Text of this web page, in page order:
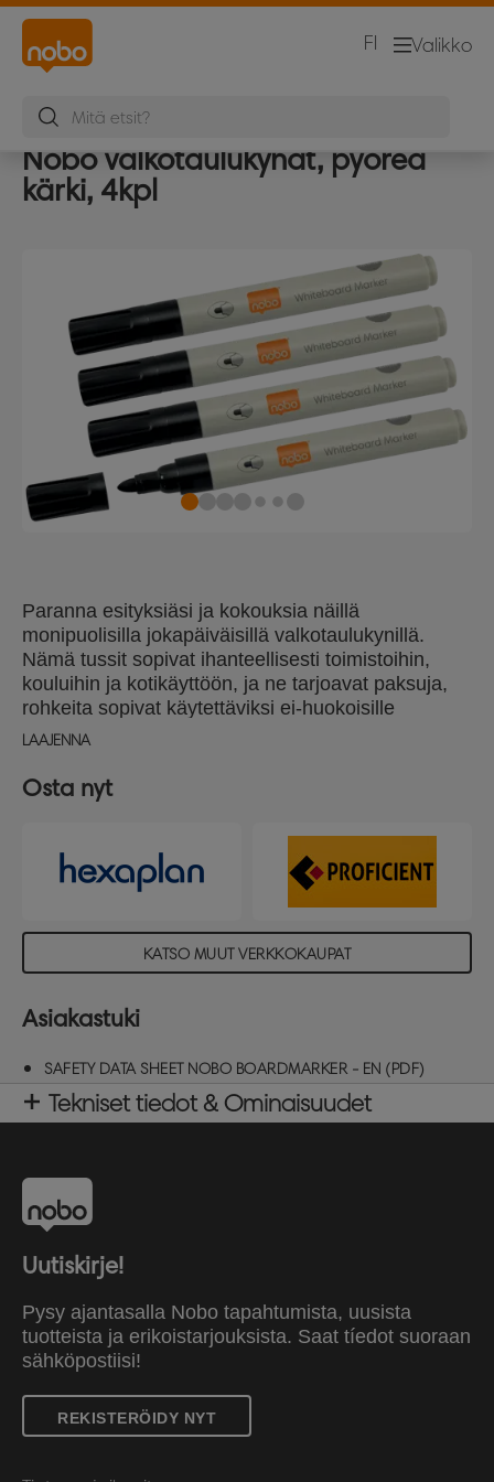
Valikko
FI
Nobo valkotaulukynät, pyöreä
kärki, 4kpl
Paranna esityksiäsi ja kokouksia näillä
monipuolisilla jokapäiväisillä valkotaulukynillä.
Nämä tussit sopivat ihanteellisesti toimistoihin,
kouluihin ja kotikäyttöön, ja ne tarjoavat paksuja,
rohkeita sopivat käytettäviksi ei-huokoisille
pinnoille, kuten valkotauluille, lasille ja emalille.
joka takaa tasaiset viivat selkeään ja siistiin
kirjoittamiseen, ja niissä on nopeasti kuivuva sekä
valkotaulukynää, jotka on valmistettu 85 %
kierrätetystä muovista. Parhaan suorituskyvyn
saavuttamiseksi käytä yhdessä Nobo valkotaulun
kanssa. Pakkauksessa 4 kpl valkotaulukynää.
LAAJENNA
Osta nyt
KATSO MUUT VERKKOKAUPAT
Asiakastuki
SAFETY DATA SHEET NOBO BOARDMARKER - EN (PDF)
Tekniset tiedot & Ominaisuudet
Uutiskirje!
Pysy ajantasalla Nobo tapahtumista, uusista
tuotteista ja erikoistarjouksista. Saat tíedot suoraan
sähköpostiisi!
REKISTERÖIDY NYT